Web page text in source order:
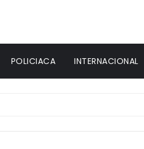
POLICIACA INTERNACIONAL